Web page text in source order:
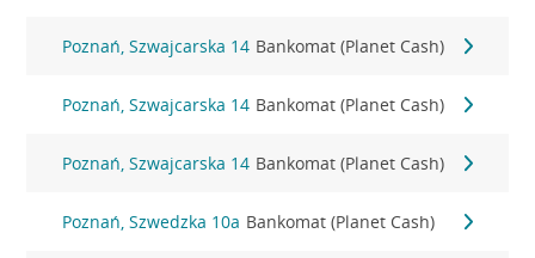
Poznań, Szwajcarska 14 Bankomat (Planet Cash)
Poznań, Szwajcarska 14 Bankomat (Planet Cash)
Poznań, Szwajcarska 14 Bankomat (Planet Cash)
Poznań, Szwedzka 10a Bankomat (Planet Cash)